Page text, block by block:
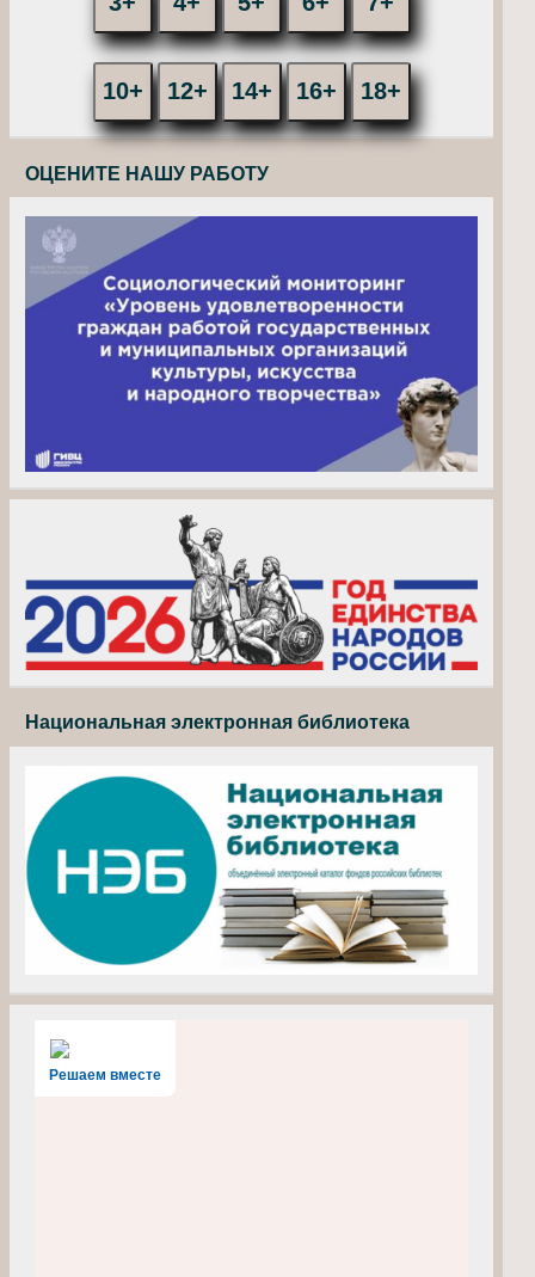
10+ 12+ 14+ 16+ 18+
ОЦЕНИТЕ НАШУ РАБОТУ
Национальная электронная библиотека
Решаем вместе